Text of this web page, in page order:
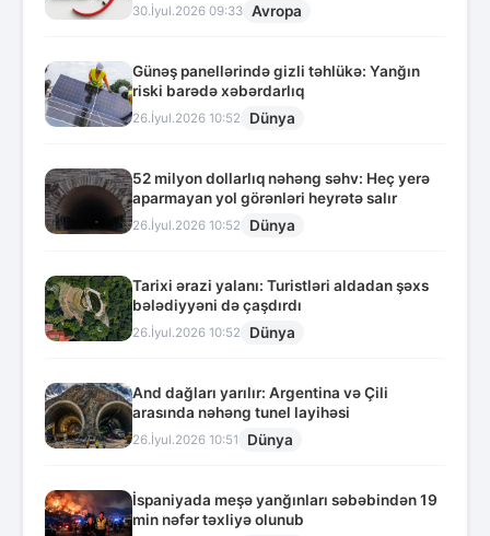
30.İyul.2026 09:33 Avropa
Günəş panellərində gizli təhlükə: Yanğın
riski barədə xəbərdarlıq
26.İyul.2026 10:52 Dünya
52 milyon dollarlıq nəhəng səhv: Heç yerə
aparmayan yol görənləri heyrətə salır
26.İyul.2026 10:52 Dünya
Tarixi ərazi yalanı: Turistləri aldadan şəxs
bələdiyyəni də çaşdırdı
26.İyul.2026 10:52 Dünya
And dağları yarılır: Argentina və Çili
arasında nəhəng tunel layihəsi
26.İyul.2026 10:51 Dünya
İspaniyada meşə yanğınları səbəbindən 19
min nəfər təxliyə olunub